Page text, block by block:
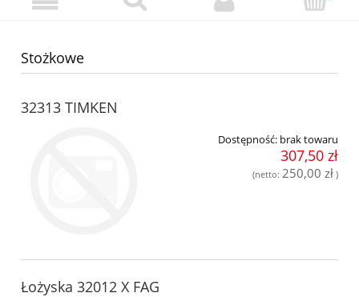
Stożkowe
32313 TIMKEN
Dostępność: brak towaru
307,50 zł
(netto: 250,00 zł )
Łożyska 32012 X FAG